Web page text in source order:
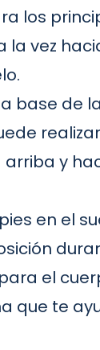
los
vez
base de
y
en el
el
te